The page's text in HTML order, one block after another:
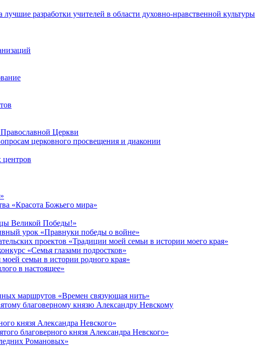
разработки учителей в области духовно-нравственной культуры
Церкви
церковного просвещения и диаконии
центров
«Красота Божьего мира»
Великой Победы!»
урок «Правнуки победы о войне»
проектов «Традиции моей семьи в истории моего края»
«Семья глазами подростков»
семьи в истории родного края»
в настоящее»
маршрутов «Времен связующая нить»
благоверному князю Александру Невскому
князя Александра Невского»
благоверного князя Александра Невского»
Романовых»